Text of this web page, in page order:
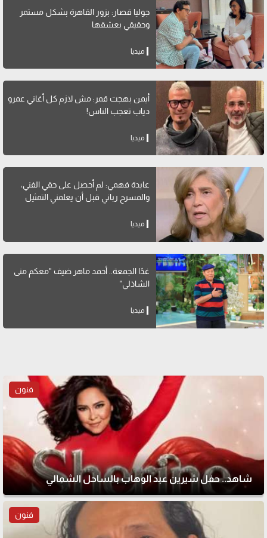
جوليا قصار: بزور القاهرة بشكل مستمر
وحقيقي بعشقها
ميديا
أيمن بهجت قمر: مش لازم كل أغاني عمرو
دياب تعجب الناس!
ميديا
عايدة فهمي: لم أحصل على حقي الفني،
والمسرح رباني قبل أن يعلمني التمثيل
ميديا
غدًا الجمعة.. أحمد ماهر ضيف "معكم منى
الشاذلي"
ميديا
فنون
شاهد.. حفل شيرين عبد الوهاب بالساحل الشمالي
فنون